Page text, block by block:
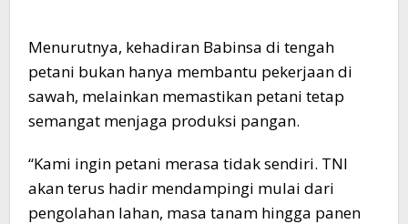
Menurutnya, kehadiran Babinsa di tengah
petani bukan hanya membantu pekerjaan di
sawah, melainkan memastikan petani tetap
semangat menjaga produksi pangan.
“Kami ingin petani merasa tidak sendiri. TNI
akan terus hadir mendampingi mulai dari
pengolahan lahan, masa tanam hingga panen